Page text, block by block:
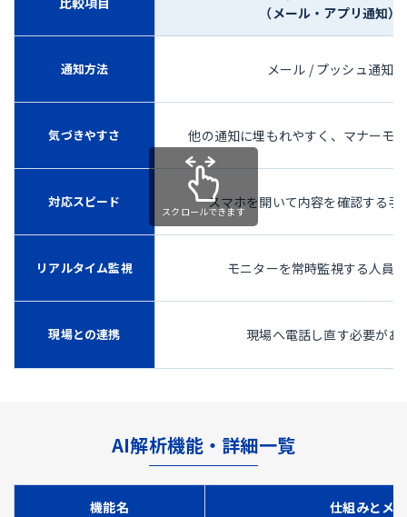
（メール・アプリ通知）
通知方法 メール / プッシュ通知
気づきやすさ 他の通知に埋もれやすく、マナーモ
対応スピード スマホを開いて内容を確認する手
リアルタイム監視 モニターを常時監視する人員
現場との連携 現場へ電話し直す必要があ
AI解析機能・詳細一覧
機能名 仕組みとメ